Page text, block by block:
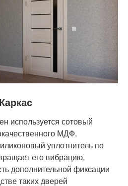
Каркас
используется сотовый
МДФ,
уплотнитель по
его вибрацию,
дополнительной фиксации
таких дверей